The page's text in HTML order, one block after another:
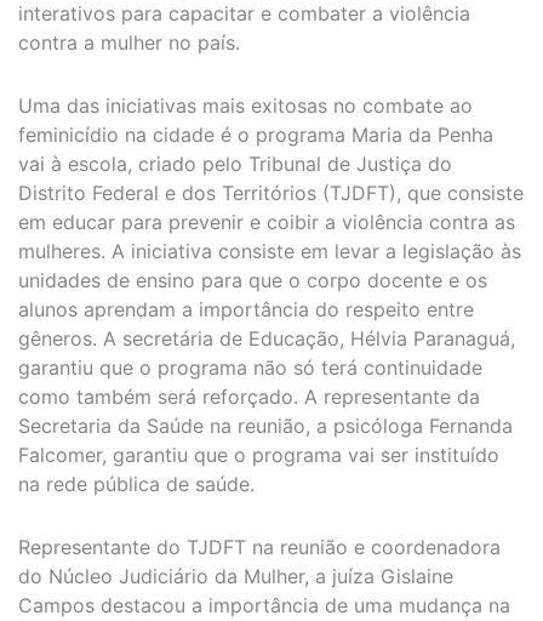
interativos para capacitar e combater a violência
contra a mulher no país.
Uma das iniciativas mais exitosas no combate ao
feminicídio na cidade é o programa Maria da Penha
vai à escola, criado pelo Tribunal de Justiça do
Distrito Federal e dos Territórios (TJDFT), que consiste
em educar para prevenir e coibir a violência contra as
mulheres. A iniciativa consiste em levar a legislação às
unidades de ensino para que o corpo docente e os
alunos aprendam a importância do respeito entre
gêneros. A secretária de Educação, Hélvia Paranaguá,
garantiu que o programa não só terá continuidade
como também será reforçado. A representante da
Secretaria da Saúde na reunião, a psicóloga Fernanda
Falcomer, garantiu que o programa vai ser instituído
na rede pública de saúde.
Representante do TJDFT na reunião e coordenadora
do Núcleo Judiciário da Mulher, a juíza Gislaine
Campos destacou a importância de uma mudança na